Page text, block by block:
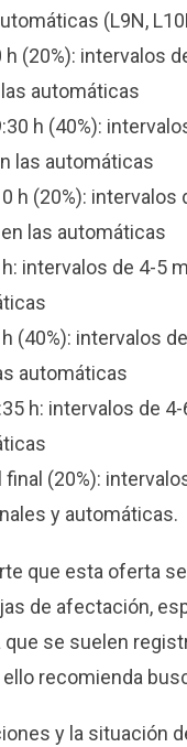
(L9N,
h (20%): intervalos
automáticas
h (40%):
las automáticas
h (20%):
las automáticas
h: intervalos de 4-5
h (40%): intervalos
automáticas
h: intervalos de
final (20%):
y automáticas.
que esta oferta
de afectación,
que se suelen
recomienda
y la situación